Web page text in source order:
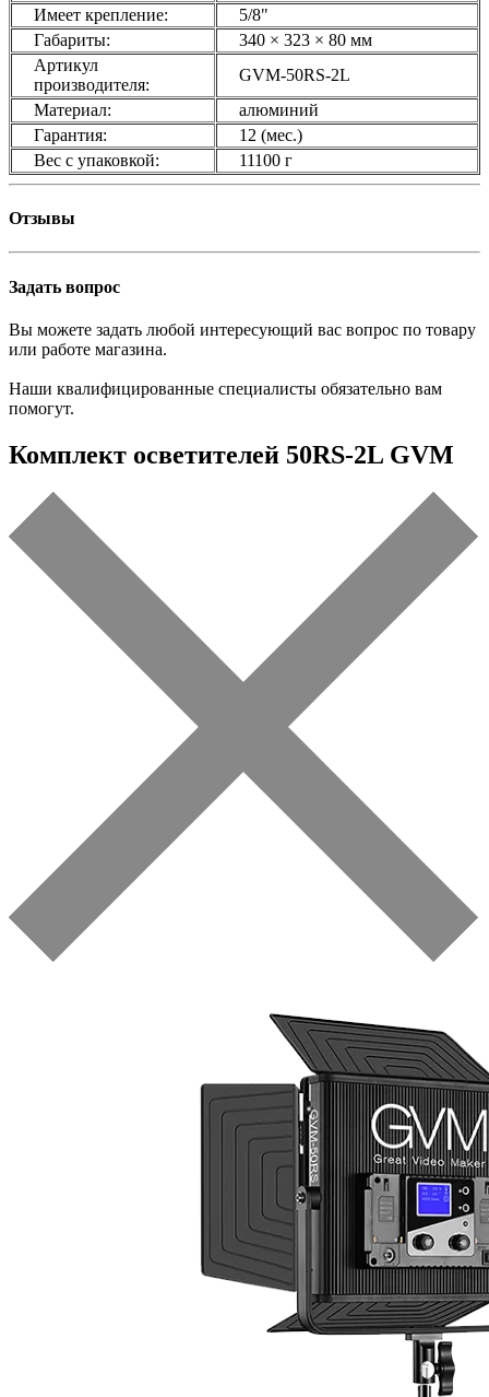
Имеет крепление:
5/8"
Габариты:
340 × 323 × 80 мм
Артикул
производителя:
GVM-50RS-2L
Материал:
алюминий
Гарантия:
12 (мес.)
Вес с упаковкой:
11100 г
Отзывы
Задать вопрос
Вы можете задать любой интересующий вас вопрос по товару
или работе магазина.
Наши квалифицированные специалисты обязательно вам
помогут.
Комплект осветителей 50RS-2L GVM